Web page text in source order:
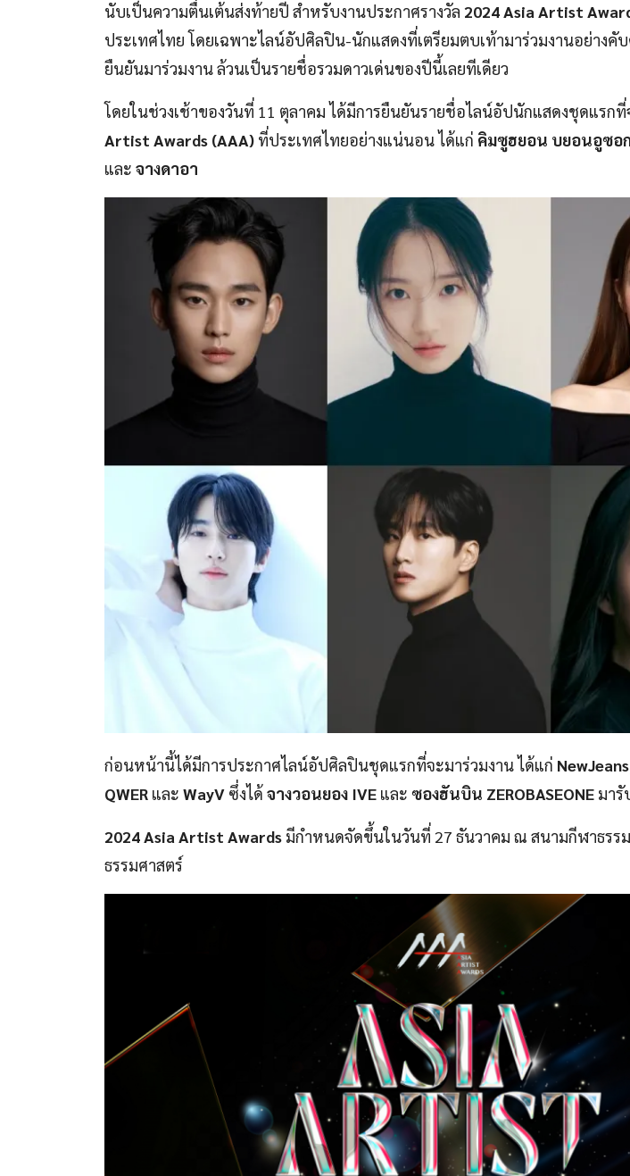
นับเป็นความตื่นเต้นส่งท้ายปี สำหรับงานประกาศรางวัล 2024 Asia Artist
ประเทศไทย โดยเฉพาะไลน์อัปศิลปิน-นักแสดงที่เตรียมตบเท้ามาร่วมงานอย่าง
ยืนยันมาร่วมงาน ล้วนเป็นรายชื่อรวมดาวเด่นของปีนี้เลยทีเดียว
โดยในช่วงเช้าของวันที่ 11 ตุลาคม ได้มีการยืนยันรายชื่อไลน์อัปนักแสดงชุดแรกที่
Artist Awards (AAA) ที่ประเทศไทยอย่างแน่นอน ได้แก่ คิมซูฮยอน บยอนอูซอ
และ จางดาอา
ก่อนหน้านี้ได้มีการประกาศไลน์อัปศิลปินชุดแรกที่จะมาร่วมงาน ได้แก่
QWER และ WayV ซึ่งได้ จางวอนยอง IVE และ ซองฮันบิน ZEROBASEONE มารั
2024 Asia Artist Awards มีกำหนดจัดขึ้นในวันที่ 27 ธันวาคม ณ สนามกีฬาธรร
ธรรมศาสตร์